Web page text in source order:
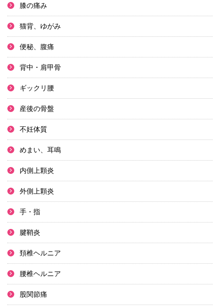
膝の痛み
猫背、ゆがみ
便秘、腹痛
背中・肩甲骨
ギックリ腰
産後の骨盤
不妊体質
めまい、耳鳴
内側上顆炎
外側上顆炎
手・指
腱鞘炎
頚椎ヘルニア
腰椎ヘルニア
股関節痛